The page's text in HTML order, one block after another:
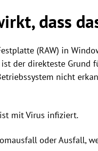
dass
(RAW) in
der direkteste Grund
nicht
mit Virus infiziert.
oder Ausfall,